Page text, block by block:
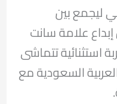
ليجمع بين
علامة سانت
استثنائية تتماشى
السعودية مع